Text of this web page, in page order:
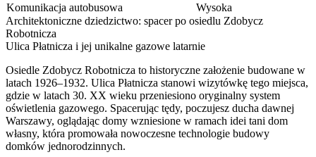
Komunikacja autobusowa
Wysoka
Architektoniczne dziedzictwo: spacer po osiedlu Zdobycz
Robotnicza
Ulica Płatnicza i jej unikalne gazowe latarnie
Osiedle Zdobycz Robotnicza to historyczne założenie budowane w
latach 1926–1932. Ulica Płatnicza stanowi wizytówkę tego miejsca,
gdzie w latach 30. XX wieku przeniesiono oryginalny system
oświetlenia gazowego. Spacerując tędy, poczujesz ducha dawnej
Warszawy, oglądając domy wzniesione w ramach idei tani dom
własny, która promowała nowoczesne technologie budowy
domków jednorodzinnych.